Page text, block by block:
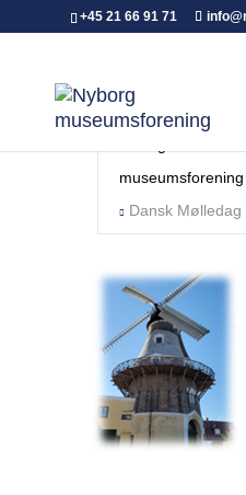
+45 21 66 91 71
Forside
museumsforening
Dansk Mølledag